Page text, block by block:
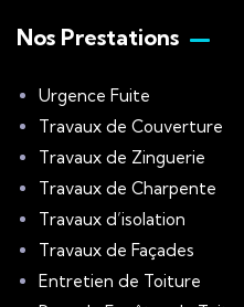
Nos Prestations
Urgence Fuite
Travaux de Couverture
Travaux de Zinguerie
Travaux de Charpente
Travaux d’isolation
Travaux de Façades
Entretien de Toiture